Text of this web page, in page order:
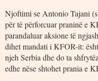
Njoftimi se Antonio Tajani
për të përforcuar praninë e
parandaluar aksione të
dihet mandati i KFOR-it:
njeh Serbia dhe do ta
edhe nëse shtohet prania e